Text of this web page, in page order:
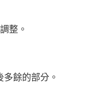
整。
餘的部分。